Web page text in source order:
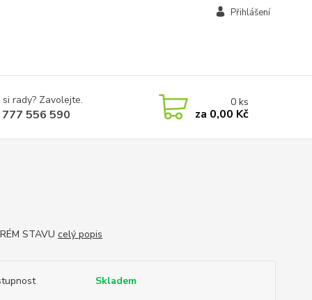
Přihlášení
rady? Zavolejte.
556 590
0ks
za 0,00 Kč
STAVU celý popis
Skladem